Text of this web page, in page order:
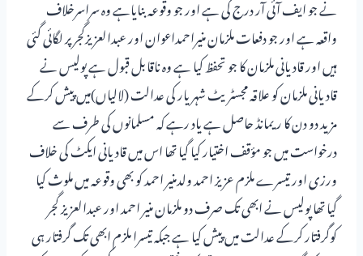
نے جو ایف آئی آر درج کی ہے اور جو وقوعہ بنایاہے وہ سراسرخلاف
واقعہ ہے اور جو دفعات ملزمان منیراحمداعوان اور عبدالعزیزگجر پر لگائی گئی
ہیں اور قادیانی ملزمان کا جو تحفظ کیا ہے وہ ناقابل قبول ہے پولیس نے
قادیانی ملزمان کو علاقہ مجسٹریٹ شہریار کی عدالت (لالیاں)میں پیش کرکے
مزید دو دن کا ریمانڈ حاصل ہے یاد رہے کہ مسلمانوں کی طرف سے
درخواست میں جو مؤقف اختیار کیا گیا تھا اس میں قادیانی ایکٹ کی خلاف
ورزی اور تیسرے ملزم عزیز احمد ولدمنیر احمد کو بھی وقوعہ میں ملوث کیا
گیا تھا پولیس نے ابھی تک صرف دو ملزمان منیر احمد اور عبدالعزیز گجر
کوگرفتار کرکے عدالت میں پیش کیا ہے جبکہ تیسرا ملزم ابھی تک گرفتار ہی